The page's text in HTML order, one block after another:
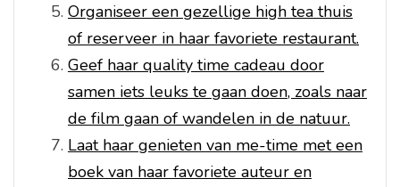
Organiseer een gezellige high tea thuis
of reserveer in haar favoriete restaurant.
Geef haar quality time cadeau door
samen iets leuks te gaan doen, zoals naar
de film gaan of wandelen in de natuur.
Laat haar genieten van me-time met een
boek van haar favoriete auteur en